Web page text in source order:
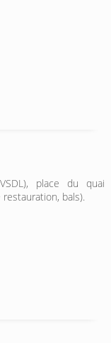
place du quai
bals).